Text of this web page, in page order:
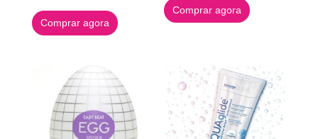
Comprar agora
Comprar agora